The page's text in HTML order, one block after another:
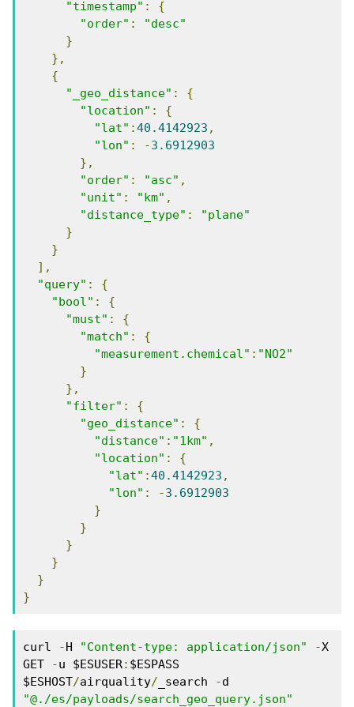
"timestamp" :
{
"order" :
"desc"
}
},
{
"_geo_distance" :
{
"location" :
{
"lat" :40.4142923 ,
"lon" : -3.6912903
},
"order" : "asc" ,
"unit" : "km" ,
"distance_type" :
"plane"
}
}
],
"query" :
{
"bool" :
{
"must" :
{
"match" :
{
"measurement.chemical" : "NO2"
}
},
"filter" :
{
"geo_distance" :
{
"distance" : "1km" ,
"location" :
{
"lat" :40.4142923 ,
"lon" : -3.6912903
}
}
}
}
}
}
curl -H "Content-type: application/json" -X
GET
-u $ESUSER: $ESPASS
$ESHOST/airquality/ _search -
"@./es/payloads/search_geo_query.json"